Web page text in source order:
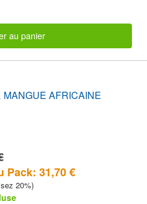
au panier
AFRICAINE
Pack: 31,70 €
20%)